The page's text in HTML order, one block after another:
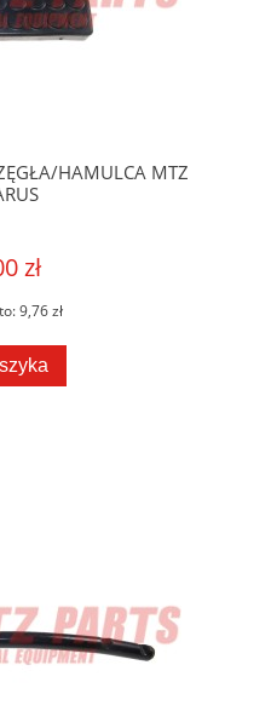
HAMULCA MTZ
zł
9,76 zł